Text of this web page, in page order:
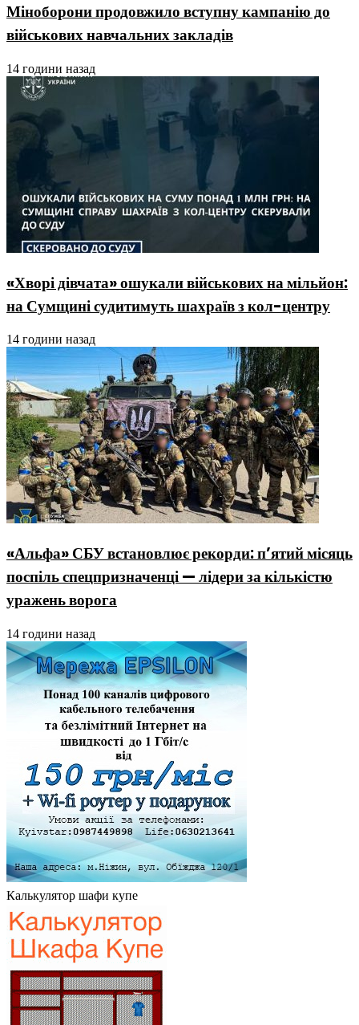
Міноборони продовжило вступну кампанію до
військових навчальних закладів
14 години назад
«Хворі дівчата» ошукали військових на мільйон:
на Сумщині судитимуть шахраїв з кол-центру
14 години назад
«Альфа» СБУ встановлює рекорди: п’ятий місяць
поспіль спецпризначенці — лідери за кількістю
уражень ворога
14 години назад
Калькулятор шафи купе